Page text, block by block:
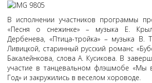
В исполнении участников программы
«Песня о снежинке» – музыка Е.
Дербенева, «Птица-тройка» – музыка В.
Ливицкой, старинный русский романс
Бакалейнкова, слова А. Кусикова. В
участие в танцевальном флэшмобе «Мы
Год» и закружились в веселом хороводе.